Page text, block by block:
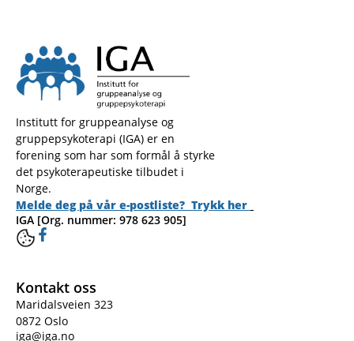
Institutt for gruppeanalyse og
gruppepsykoterapi (IGA) er en
forening som har som formål å styrke
det psykoterapeutiske tilbudet i
Norge.
Melde deg på vår e-postliste? Trykk her
IGA [Org. nummer: 978 623 905]
Kontakt oss
Maridalsveien 323
0872 Oslo
iga@iga.no